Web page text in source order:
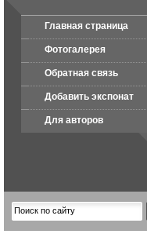
Главная страница
Фотогалерея
Обратная связь
Добавить экспонат
Для авторов